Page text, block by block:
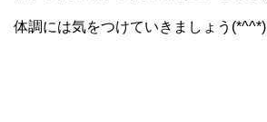
体調には気をつけていきましょう(*^^*)